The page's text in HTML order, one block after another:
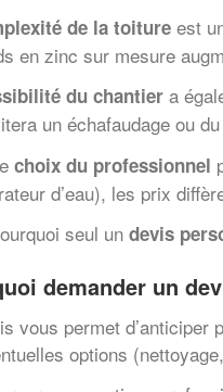
de la toiture est
en zinc sur mesure
du chantier a
un échafaudage ou
choix du professionnel
d’eau), les prix
seul un devis
demander un
vous permet
options